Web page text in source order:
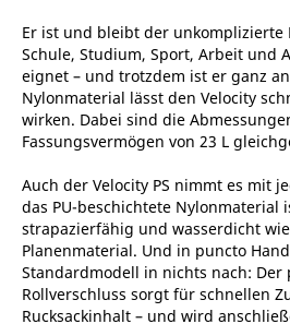
Er ist und bleibt der unkomplizierte
Schule, Studium, Sport, Arbeit und
eignet – und trotzdem ist er ganz
Nylonmaterial lässt den Velocity
wirken. Dabei sind die
Fassungsvermögen von 23 L
Auch der Velocity PS nimmt es mit
das PU-beschichtete Nylonmaterial
strapazierfähig und wasserdicht
Planenmaterial. Und in puncto
Standardmodell in nichts nach: Der
Rollverschluss sorgt für schnellen
Rucksackinhalt – und wird